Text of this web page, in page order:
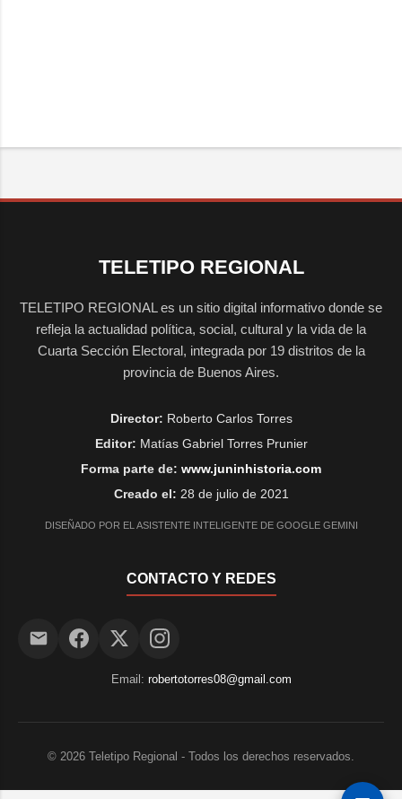
TELETIPO REGIONAL
TELETIPO REGIONAL es un sitio digital informativo donde se
refleja la actualidad política, social, cultural y la vida de la
Cuarta Sección Electoral, integrada por 19 distritos de la
provincia de Buenos Aires.
Director: Roberto Carlos Torres
Editor: Matías Gabriel Torres Prunier
Forma parte de: www.juninhistoria.com
Creado el: 28 de julio de 2021
DISEÑADO POR EL ASISTENTE INTELIGENTE DE GOOGLE GEMINI
CONTACTO Y REDES
Email: robertotorres08@gmail.com
© 2026 Teletipo Regional - Todos los derechos reservados.